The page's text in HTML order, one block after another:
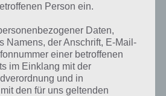
Person ein.
Daten,
Namens, der Anschrift, E-Mail-
einer betroffenen
im Einklang mit der
und in
den für uns geltenden